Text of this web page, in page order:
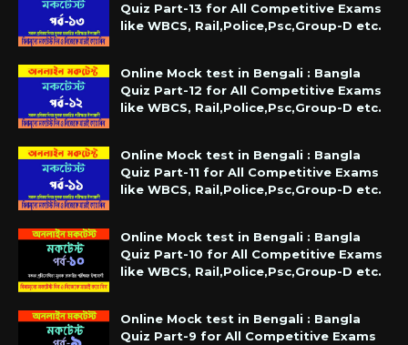
Quiz Part-13 for All Competitive Exams
like WBCS, Rail,Police,Psc,Group-D etc.
Online Mock test in Bengali : Bangla
Quiz Part-12 for All Competitive Exams
like WBCS, Rail,Police,Psc,Group-D etc.
Online Mock test in Bengali : Bangla
Quiz Part-11 for All Competitive Exams
like WBCS, Rail,Police,Psc,Group-D etc.
Online Mock test in Bengali : Bangla
Quiz Part-10 for All Competitive Exams
like WBCS, Rail,Police,Psc,Group-D etc.
Online Mock test in Bengali : Bangla
Quiz Part-9 for All Competitive Exams